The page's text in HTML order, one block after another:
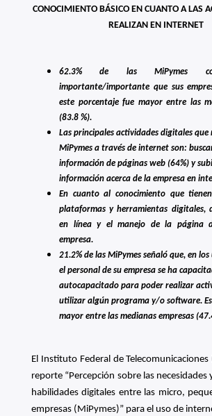
CONOCIMIENTO BÁSICO EN CUANTO A LAS
REALIZAN EN INTERNET
62.3% de las MiPymes
importante/importante que sus
este porcentaje fue mayor entre las
(83.8 %).
Las principales actividades digitales que
MiPymes a través de internet son:
información de páginas web (64%) y
información acerca de la empresa en
En cuanto al conocimiento que
plataformas y herramientas digitales,
en línea y el manejo de la página
empresa.
21.2% de las MiPymes señaló que, en
el personal de su empresa se ha
autocapacitado para poder realizar
utilizar algún programa y/o software.
mayor entre las medianas empresas
El Instituto Federal de
reporte “Percepción sobre las necesidades
habilidades digitales entre las micro,
empresas (MiPymes)” para el uso de